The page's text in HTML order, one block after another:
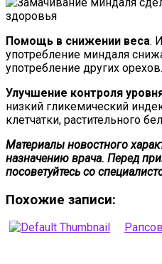
Помощь в снижении веса.
употребление миндаля
употребление других орехов.
Улучшение контроля
низкий гликемический
клетчатки, растительного
Материалы новостного
назначению врача. Перед
посоветуйтесь со
Похожие записи: